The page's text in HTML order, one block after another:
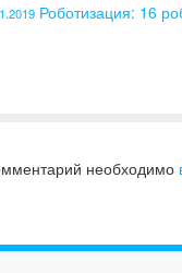
Роботизация: 16
необходимо